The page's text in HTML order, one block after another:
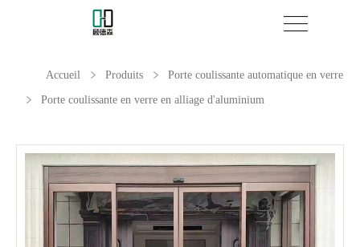
Accueil Produits Porte coulissante automatique en verre
Porte coulissante en verre en alliage d'aluminium